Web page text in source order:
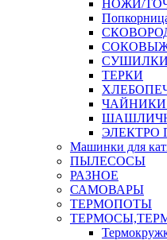
НОЖИ/
СУШИЛКИ
ТЕРКИ
ЭЛЕКТРО
Машинки для
ПЫЛЕСОСЫ
РАЗНОЕ
САМОВАРЫ
ТЕРМОПОТЫ